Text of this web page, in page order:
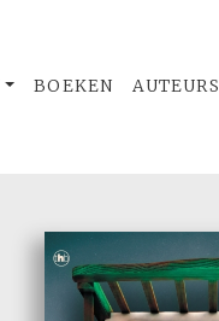
BOEKEN AUTEURS